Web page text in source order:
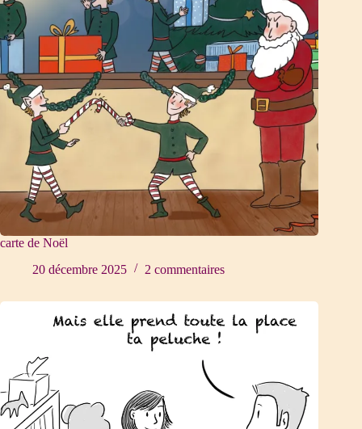
carte de Noël
20 décembre 2025
2 commentaires